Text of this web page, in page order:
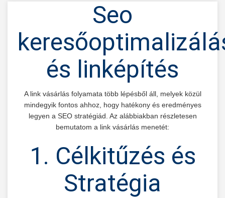
Seo
és linképítés
A link vásárlás folyamata több lépésből áll, melyek közül
mindegyik fontos ahhoz, hogy hatékony és eredményes
legyen a SEO stratégiád. Az alábbiakban részletesen
bemutatom a link vásárlás menetét:
1. Célkitűzés és
Stratégia